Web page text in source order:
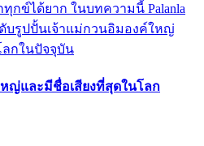
กข์ได้ยาก ในบทความนี้ Palanla
บรูปปั้นเจ้าแม่กวนอิมองค์ใหญ่
ลกในปัจจุบัน
ญ่และมีชื่อเสียงที่สุดในโลก